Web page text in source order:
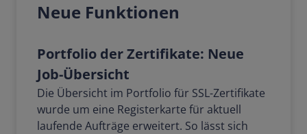
Neue Funktionen
Portfolio der Zertifikate: Neue
Job-Übersicht
Die Übersicht im Portfolio für SSL-Zertifikate
wurde um eine Registerkarte für aktuell
laufende Aufträge erweitert. So lässt sich